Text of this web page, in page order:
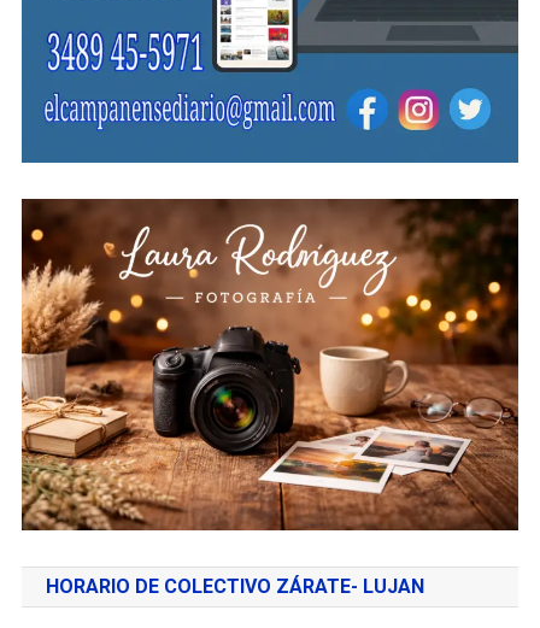
HORARIO DE COLECTIVO ZÁRATE- LUJAN